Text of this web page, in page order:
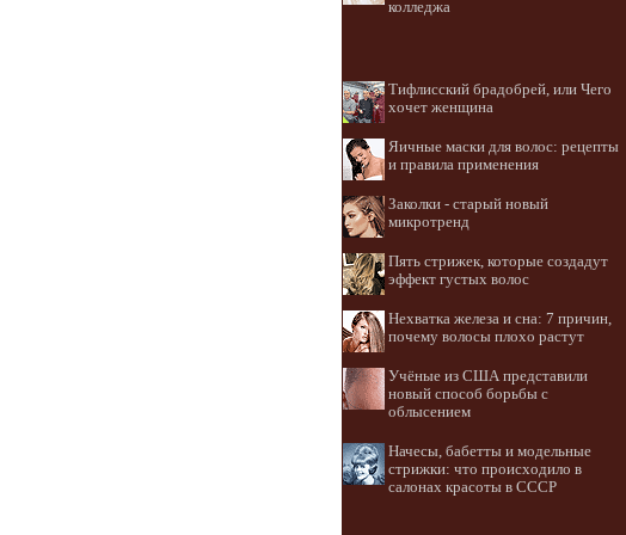
колледжа
Тифлисский брадобрей, или Чего
хочет женщина
Яичные маски для волос: рецепты
и правила применения
Заколки - старый новый
микротренд
Пять стрижек, которые создадут
эффект густых волос
Нехватка железа и сна: 7 причин,
почему волосы плохо растут
Учёные из США представили
новый способ борьбы с
облысением
Начесы, бабетты и модельные
стрижки: что происходило в
салонах красоты в СССР